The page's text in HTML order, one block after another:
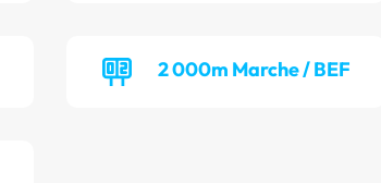
2 000m Marche / BEF